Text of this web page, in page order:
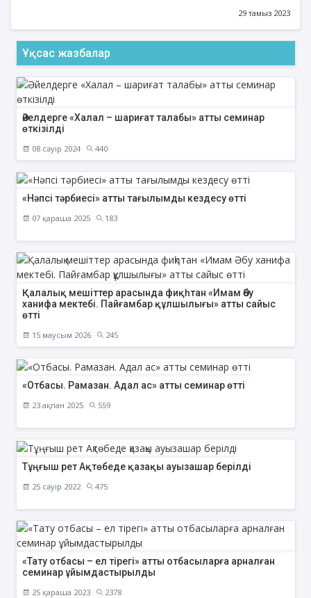
29 тамыз 2023
Ұқсас жазбалар
Әйелдерге «Халал – шариғат талабы» атты семинар
өткізілді
08 сәуір 2024 440
«Нәпсі тәрбиесі» атты тағылымды кездесу өтті
07 қараша 2025 183
Қалалық мешіттер арасында фиқһтан «Имам Әбу
ханифа мектебі. Пайғамбар құлшылығы» атты сайыс
өтті
15 маусым 2026 245
«Отбасы. Рамазан. Адал ас» атты семинар өтті
23 ақпан 2025 559
Тұңғыш рет Ақтөбеде қазақы ауызашар берілді
25 сәуір 2022 475
«Тату отбасы – ел тірегі» атты отбасыларға арналған
семинар ұйымдастырылды
25 қараша 2023 2378